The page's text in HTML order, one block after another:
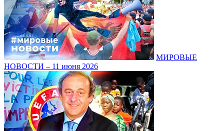
МИРОВЫЕ
НОВОСТИ – 11 июня 2026